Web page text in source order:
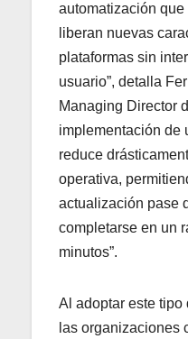
automatización
liberan nuevas
plataformas sin
usuario”, detalla
Managing Director
implementación de
reduce
operativa,
actualización pase
completarse en un
minutos”.
Al adoptar este tipo
las organizaciones